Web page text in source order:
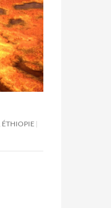
ÉTHIOPIE